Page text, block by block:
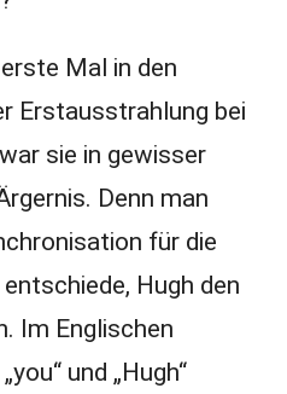
Mal in den
Erstausstrahlung bei
sie in gewisser
Denn man
für die
Hugh den
Im Englischen
und „Hugh“